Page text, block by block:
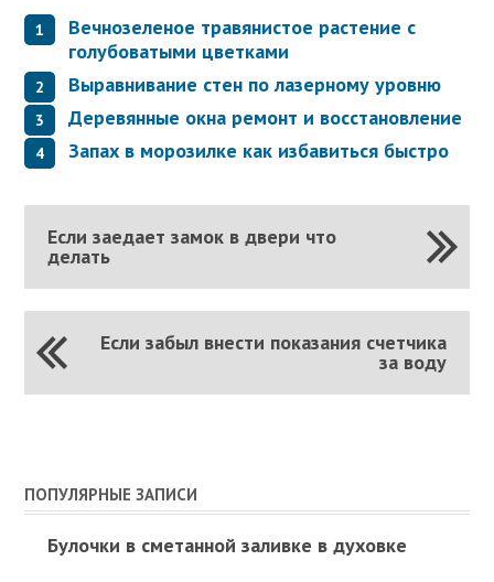
Вечнозеленое травянистое растение с
голубоватыми цветками
Выравнивание стен по лазерному уровню
Деревянные окна ремонт и восстановление
Запах в морозилке как избавиться быстро
Если заедает замок в двери что
делать
Если забыл внести показания счетчика
за воду
ПОПУЛЯРНЫЕ ЗАПИСИ
Булочки в сметанной заливке в духовке